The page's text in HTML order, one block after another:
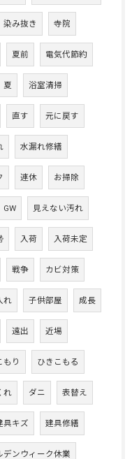
染み抜き 寺院
夏前 電気代節約
夏 浴室清掃
直す 元に戻す
水漏れ修繕
連休 お掃除
GW 見えない汚れ
入荷 入荷未定
戦争 カビ対策
れ 子供部屋 成長
遠出 近場
もり ひきこもる
れ ダニ 表替え
具キズ 建具修繕
デンウィーク休業